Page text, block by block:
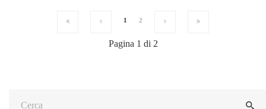
1 2
Pagina 1 di 2